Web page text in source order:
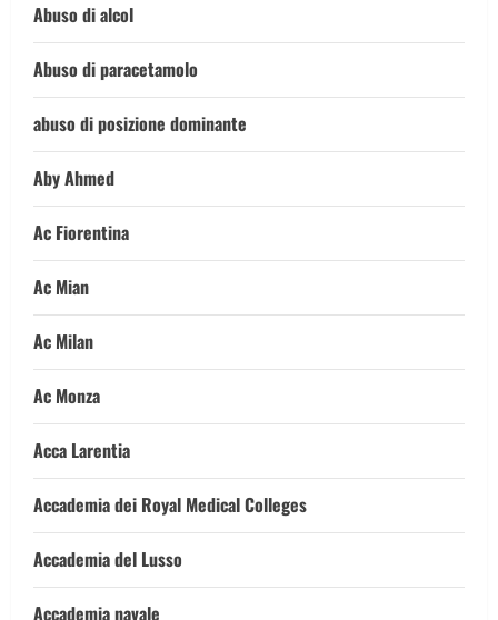
Abuso di alcol
Abuso di paracetamolo
abuso di posizione dominante
Aby Ahmed
Ac Fiorentina
Ac Mian
Ac Milan
Ac Monza
Acca Larentia
Accademia dei Royal Medical Colleges
Accademia del Lusso
Accademia navale